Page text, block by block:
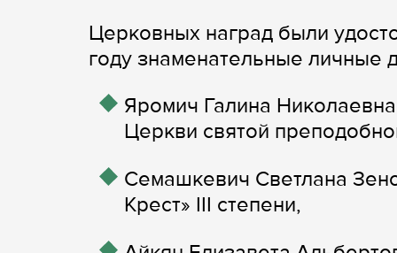
Церковных наград были
году знаменательные личные
Яромич Галина
Церкви святой
Семашкевич Светлана
Крест» III степени,